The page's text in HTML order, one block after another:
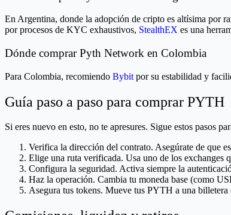
En Argentina, donde la adopción de cripto es altísima por
por procesos de KYC exhaustivos, StealthEX es una
Dónde comprar Pyth Network en Colombia
Para Colombia, recomiendo Bybit por su estabilidad y
Guía paso a paso para comprar PYTH
Si eres nuevo en esto, no te apresures. Sigue estos pasos
Verifica la dirección del contrato. Asegúrate de que
Elige una ruta verificada. Usa uno de los exchanges
Configura la seguridad. Activa siempre la
Haz la operación. Cambia tu moneda base (como
Asegura tus tokens. Mueve tus PYTH a una